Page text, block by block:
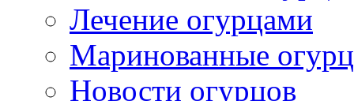
Лечение огурцами
Маринованные
Новости огурцов